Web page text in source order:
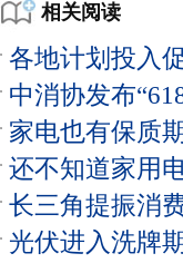
相关阅读
各地计划投入
中消协发布
家电也有保质
还不知道家用
长三角提振消
光伏进入洗牌